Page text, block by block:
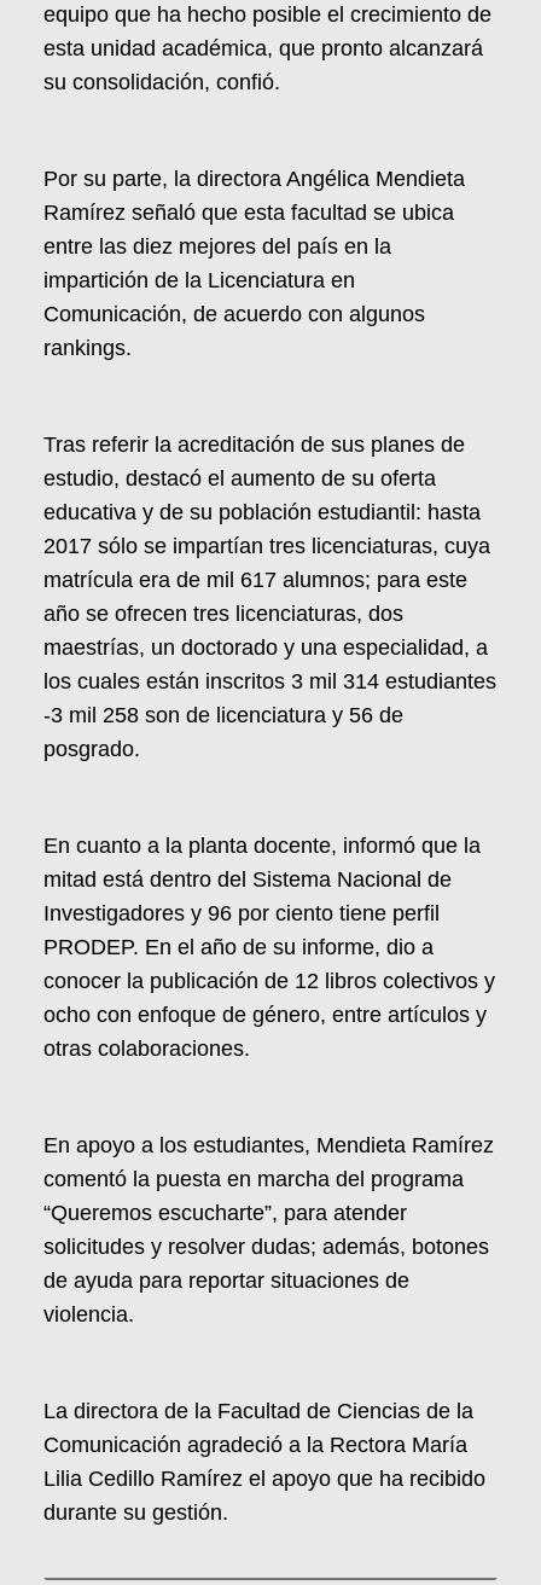
equipo que ha hecho posible el crecimiento de
esta unidad académica, que pronto alcanzará
su consolidación, confió.
Por su parte, la directora Angélica Mendieta
Ramírez señaló que esta facultad se ubica
entre las diez mejores del país en la
impartición de la Licenciatura en
Comunicación, de acuerdo con algunos
rankings.
Tras referir la acreditación de sus planes de
estudio, destacó el aumento de su oferta
educativa y de su población estudiantil: hasta
2017 sólo se impartían tres licenciaturas, cuya
matrícula era de mil 617 alumnos; para este
año se ofrecen tres licenciaturas, dos
maestrías, un doctorado y una especialidad, a
los cuales están inscritos 3 mil 314 estudiantes
-3 mil 258 son de licenciatura y 56 de
posgrado.
En cuanto a la planta docente, informó que la
mitad está dentro del Sistema Nacional de
Investigadores y 96 por ciento tiene perfil
PRODEP. En el año de su informe, dio a
conocer la publicación de 12 libros colectivos y
ocho con enfoque de género, entre artículos y
otras colaboraciones.
En apoyo a los estudiantes, Mendieta Ramírez
comentó la puesta en marcha del programa
“Queremos escucharte”, para atender
solicitudes y resolver dudas; además, botones
de ayuda para reportar situaciones de
violencia.
La directora de la Facultad de Ciencias de la
Comunicación agradeció a la Rectora María
Lilia Cedillo Ramírez el apoyo que ha recibido
durante su gestión.